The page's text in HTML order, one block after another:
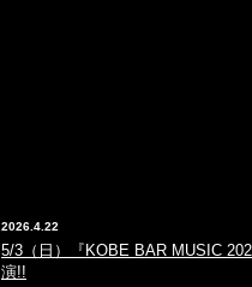
2026.4.22
5/3（日）『KOBE BAR MUSIC
演!!